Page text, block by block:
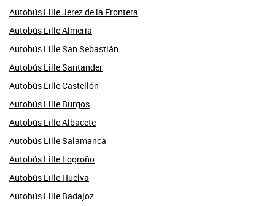
Autobús Lille Jerez de la Frontera
Autobús Lille Almería
Autobús Lille San Sebastián
Autobús Lille Santander
Autobús Lille Castellón
Autobús Lille Burgos
Autobús Lille Albacete
Autobús Lille Salamanca
Autobús Lille Logroño
Autobús Lille Huelva
Autobús Lille Badajoz